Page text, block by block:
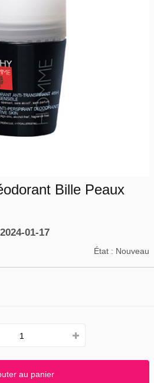
Bille Peaux
01-17
État : Nouveau
au panier